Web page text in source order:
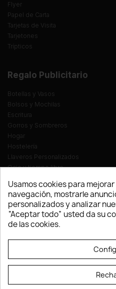
Flyer
Papel de Carta
Tarjetas de Visita
Tarjetones
Trípticos
Regalo Publicitario
Botellas y Vasos
Bolsos y Mochilas
Escritura
Gorros y Sombreros
Hogar
Hostelería
Llaveros Personalizados
Ocio y tiempo libre
Ropa y Textil
Tecnología
Verano y playa
Vestuario laboral
©
Usamos cookies para
navegación, mostrarle
personalizados y analizar
“Aceptar todo” usted da su
de las cookies.